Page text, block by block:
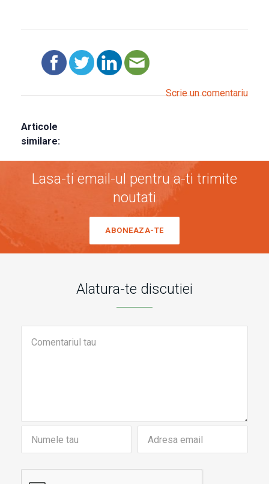
Scrie un comentariu
Articole
similare:
Lasa-ti email-ul pentru a-ti trimite
noutati
ABONEAZA-TE
Alatura-te discutiei